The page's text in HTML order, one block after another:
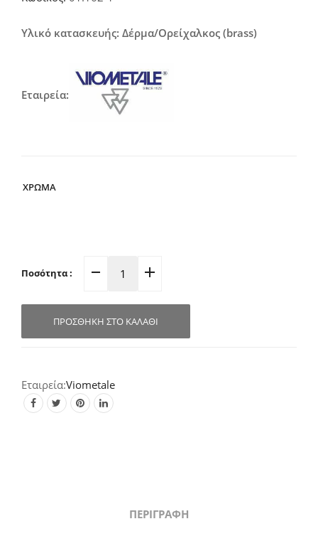
Υλικό κατασκευής: Δέρμα/Ορείχαλκος (brass)
Εταιρεία:
ΧΡΩΜΑ
Ποσότητα :
Πομολάκι
Δερμάτινο
ΠΡΟΣΘΉΚΗ ΣΤΟ ΚΑΛΆΘΙ
Viometale
ΠΕΡΙΓΡΑΦΉ